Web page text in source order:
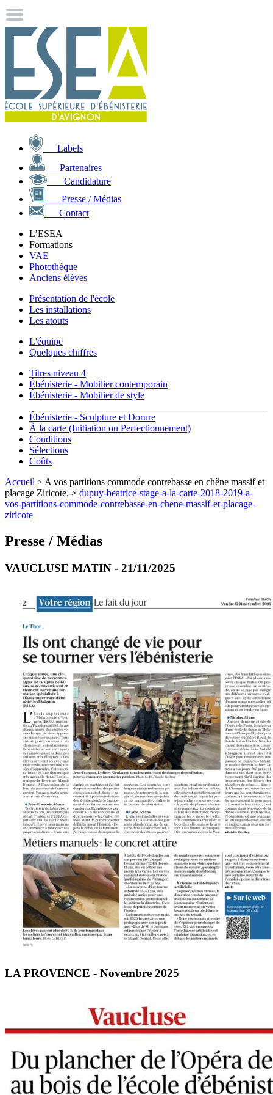
Labels
Partenaires
Candidature
Presse / Médias
Contact
L’ESEA
Formations
VAE
Photothèque
Anciens élèves
Présentation de l'école
Les installations
Les atouts
L'équipe
Quelques chiffres
Titres niveau 4
Ébénisterie - Mobilier contemporain
Ébénisterie - Mobilier de style
Ébénisterie - Sculpture et Dorure
À la carte (Initiation ou Perfectionnement)
Conditions
Sélections
Coûts
Accueil > A vos partitions commode contrebasse en chêne massif et
placage Ziricote. > dupuy-beatrice-stage-a-la-carte-2018-2019-a-
vos-partitions-commode-contrebasse-en-chene-massif-et-placage-
ziricote
Presse / Médias
VAUCLUSE MATIN - 21/11/2025
LA PROVENCE - Novembre 2025